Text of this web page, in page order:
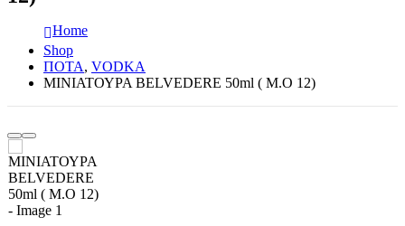
Home
Shop
ΠΟΤΑ, VODKA
ΜΙΝΙΑΤΟΥΡΑ BELVEDERE 50ml ( M.O 12)